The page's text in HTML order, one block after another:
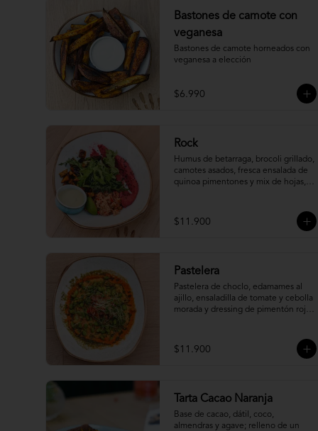
Bastones de camote con
veganesa
Bastones de camote horneados con
veganesa a elección
$6.990
Rock
Humus de betarraga, brocoli grillado,
camotes asados, fresca ensalada de
quinoa pimentones y mix de hojas,
$11.900
Pastelera
Pastelera de choclo, edamames al
ajillo, ensaladilla de tomate y cebolla
morada y dressing de pimentón rojo
$11.900
Tarta Cacao Naranja
Base de cacao, dátil, coco,
almendras y agave; relleno de un